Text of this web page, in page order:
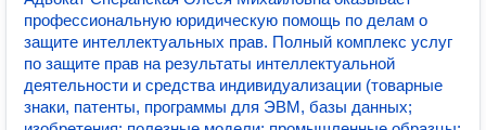
профессиональную юридическую помощь по делам о
защите интеллектуальных прав. Полный комплекс услуг
по защите прав на результаты интеллектуальной
деятельности и средства индивидуализации (товарные
знаки, патенты, программы для ЭВМ, базы данных;